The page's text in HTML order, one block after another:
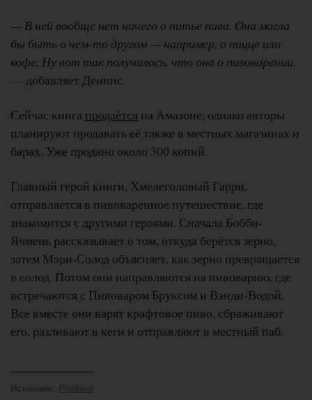
— В ней вообще нет ничего о питье пива. Она могла
бы быть о чем-то другом — например, о пицце или
кофе. Ну вот так получилось, что она о пивоварении,
— добавляет Деннис.
Сейчас книга продаётся на Амазоне, однако авторы
планируют продавать её также в местных магазинах и
барах. Уже продано около 300 копий.
Главный герой книги, Хмелеголовый Гарри,
отправляется в пивоваренное путешествие, где
знакомится с другими героями. Сначала Бобби-
Ячмень рассказывает о том, откуда берётся зерно,
затем Мэри-Солод объясняет, как зерно превращается
в солод. Потом они направляются на пивоварню, где
встречаются с Пивоваром Бруксом и Вэнди-Водой.
Все вместе они варят крафтовое пиво, сбраживают
его, разливают в кеги и отправляют в местный паб.
Источник Profibeer